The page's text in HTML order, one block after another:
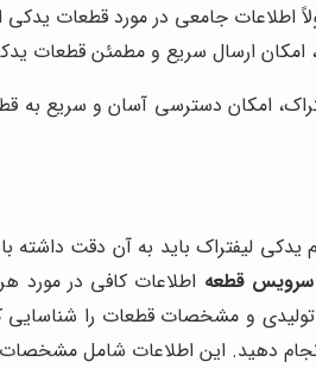
اطلاعات جامعی در مورد قطعات
امکان ارسال سریع و مطمئن قطعات
امکان دسترسی آسان و سریع
یدکی لیفتراک باید به آن دقت
سرویس قطعه اطلاعات کافی در مورد
و مشخصات قطعات را شناسایی
دهید. این اطلاعات شامل مشخصات